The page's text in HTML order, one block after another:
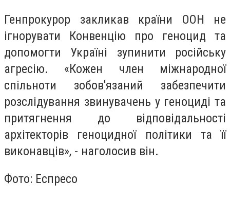
Генпрокурор закликав країни ООН не
ігнорувати Конвенцію про геноцид та
допомогти Україні зупинити російську
агресію. «Кожен член міжнародної
спільноти зобов'язаний забезпечити
розслідування звинувачень у геноциді та
притягнення до відповідальності
архітекторів геноцидної політики та її
виконавців», - наголосив він.
Фото: Еспресо